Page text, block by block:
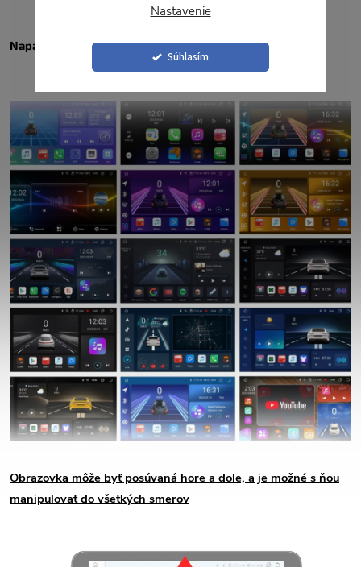
Nastavenie
Súhlasím
Napájanie: 12V
Obrazovka môže byť posúvaná hore a dole, a je možné s ňou
manipulovať do všetkých smerov